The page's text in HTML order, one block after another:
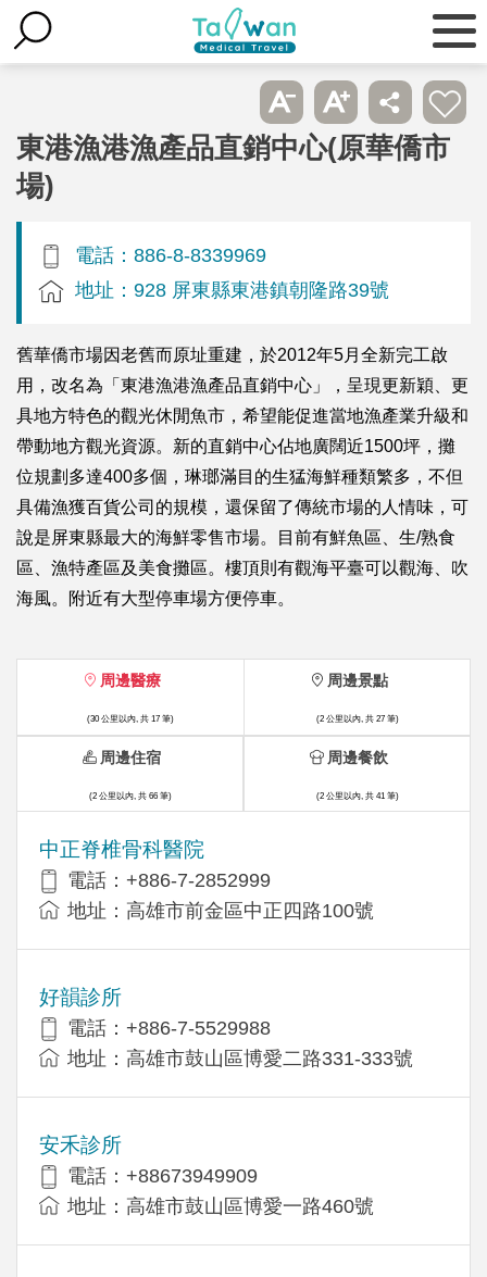
東港漁港漁產品直銷中心(原華僑市
場)
電話：886-8-8339969
地址：928 屏東縣東港鎮朝隆路39號
舊華僑市場因老舊而原址重建，於2012年5月全新完工啟
用，改名為「東港漁港漁產品直銷中心」，呈現更新穎、更
具地方特色的觀光休閒魚市，希望能促進當地漁產業升級和
帶動地方觀光資源。新的直銷中心佔地廣闊近1500坪，攤
位規劃多達400多個，琳瑯滿目的生猛海鮮種類繁多，不但
具備漁獲百貨公司的規模，還保留了傳統市場的人情味，可
說是屏東縣最大的海鮮零售市場。目前有鮮魚區、生/熟食
區、漁特產區及美食攤區。樓頂則有觀海平臺可以觀海、吹
海風。附近有大型停車場方便停車。
周邊醫療
(30 公里以內, 共 17 筆)
中正脊椎骨科醫院
電話：+886-7-2852999
地址：高雄市前金區中正四路100號
好韻診所
電話：+886-7-5529988
地址：高雄市鼓山區博愛二路331-333號
安禾診所
電話：+88673949909
地址：高雄市鼓山區博愛一路460號
周邊景點
(2 公里以內, 共 27 筆)
周邊住宿
(2 公里以內, 共 66 筆)
周邊餐飲
(2 公里以內, 共 41 筆)